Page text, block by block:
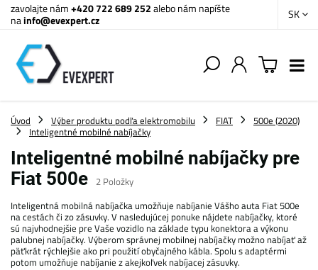
zavolajte nám+420 722 689 252alebo nám napíšte
nainfo@evexpert.cz SK
Úvod Výber produktu podľa elektromobilu FIAT
500e (2020)
Inteligentné mobilné nabíjačky
Inteligentné mobilné nabíjačky pre
Fiat 500e 2 Položky
Inteligentná mobilná nabíjačka umožňuje nabíjanie Vášho auta Fiat 500e
na cestách či zo zásuvky. V nasledujúcej ponuke nájdete nabíjačky, ktoré
sú najvhodnejšie pre Vaše vozidlo na základe typu konektora a výkonu
palubnej nabíjačky. Výberom správnej mobilnej nabíjačky možno nabíjať až
päťkrát rýchlejšie ako pri použití obyčajného kábla. Spolu s adaptérmi
potom umožňuje nabíjanie z akejkoľvek nabíjacej zásuvky.